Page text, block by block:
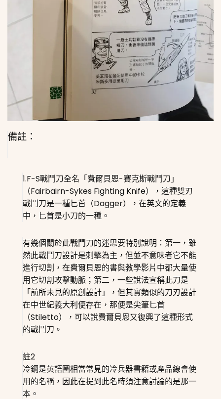
備註：
1.F-S戰鬥刀全名「費爾貝恩-賽克斯戰鬥刀」
（Fairbairn-Sykes Fighting Knife），這種雙刃
戰鬥刀是一種匕首（Dagger），在英文的定義
中，匕首是小刀的一種。
有幾個關於此戰鬥刀的迷思要特別說明：第一，雖
然此戰鬥刀設計是刺擊為主，但並不意味者它不能
進行切割，在費爾貝恩的書與教學影片中都大量使
用它切割攻擊動脈；第二，一些說法宣稱此刀是
「前所未見的原創設計」，但其實類似的刀刃設計
在中世紀義大利便存在，那便是尖筆匕首
（Stiletto），可以說費爾貝恩又復興了這種形式
的戰鬥刀。
註2
冷鋼是英語圈相當常見的冷兵器書籍或產品線會使
用的名稱，因此在提到此名時須注意討論的是那一
本。